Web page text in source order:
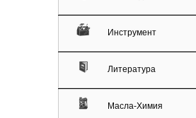
Инструмент
Литература
Масла-Химия